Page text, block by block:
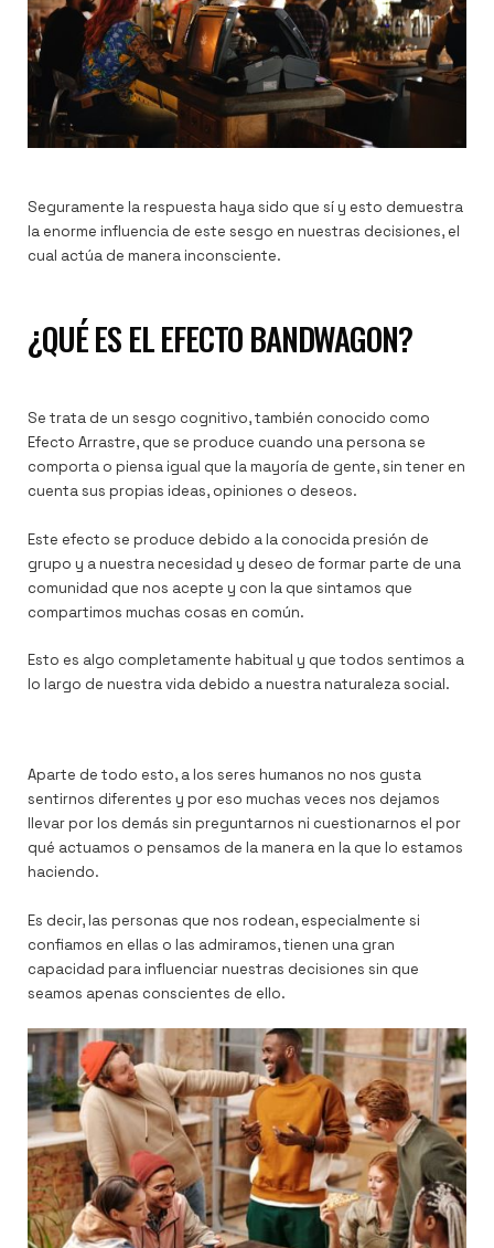
Seguramente la respuesta haya sido que sí y esto demuestra
la enorme influencia de este sesgo en nuestras decisiones, el
cual actúa de manera inconsciente.
¿QUÉ ES EL EFECTO BANDWAGON?
Se trata de un sesgo cognitivo, también conocido como
Efecto Arrastre, que se produce cuando una persona se
comporta o piensa igual que la mayoría de gente, sin tener en
cuenta sus propias ideas, opiniones o deseos.
Este efecto se produce debido a la conocida presión de
grupo y a nuestra necesidad y deseo de formar parte de una
comunidad que nos acepte y con la que sintamos que
compartimos muchas cosas en común.
Esto es algo completamente habitual y que todos sentimos a
lo largo de nuestra vida debido a nuestra naturaleza social.
Aparte de todo esto, a los seres humanos no nos gusta
sentirnos diferentes y por eso muchas veces nos dejamos
llevar por los demás sin preguntarnos ni cuestionarnos el por
qué actuamos o pensamos de la manera en la que lo estamos
haciendo.
Es decir, las personas que nos rodean, especialmente si
confiamos en ellas o las admiramos, tienen una gran
capacidad para influenciar nuestras decisiones sin que
seamos apenas conscientes de ello.